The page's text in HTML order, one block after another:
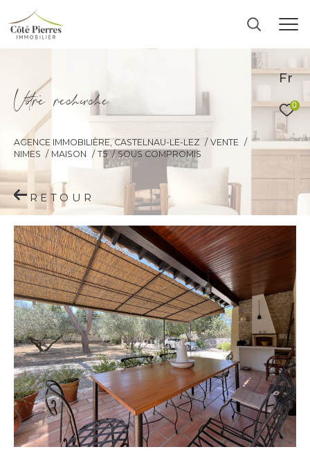
Fr
0
Vore recece
AGENCE IMMOBILIÈRE, CASTELNAU-LE-LEZ
VENTE
NIMES
MAISON T5 SOUS COMPROMIS
RETOUR